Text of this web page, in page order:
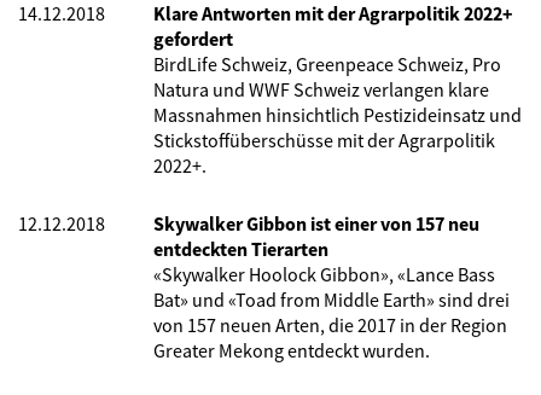
14.12.2018
Klare Antworten mit der Agrarpolitik 2022+
gefordert
BirdLife Schweiz, Greenpeace Schweiz, Pro
Natura und WWF Schweiz verlangen klare
Massnahmen hinsichtlich Pestizideinsatz und
Stickstoffüberschüsse mit der Agrarpolitik
2022+.
12.12.2018
Skywalker Gibbon ist einer von 157 neu
entdeckten Tierarten
«Skywalker Hoolock Gibbon», «Lance Bass
Bat» und «Toad from Middle Earth» sind drei
von 157 neuen Arten, die 2017 in der Region
Greater Mekong entdeckt wurden.